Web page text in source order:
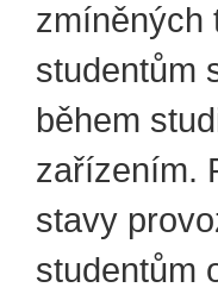
zmíněných
studentům
během
zařízením.
stavy
studentům